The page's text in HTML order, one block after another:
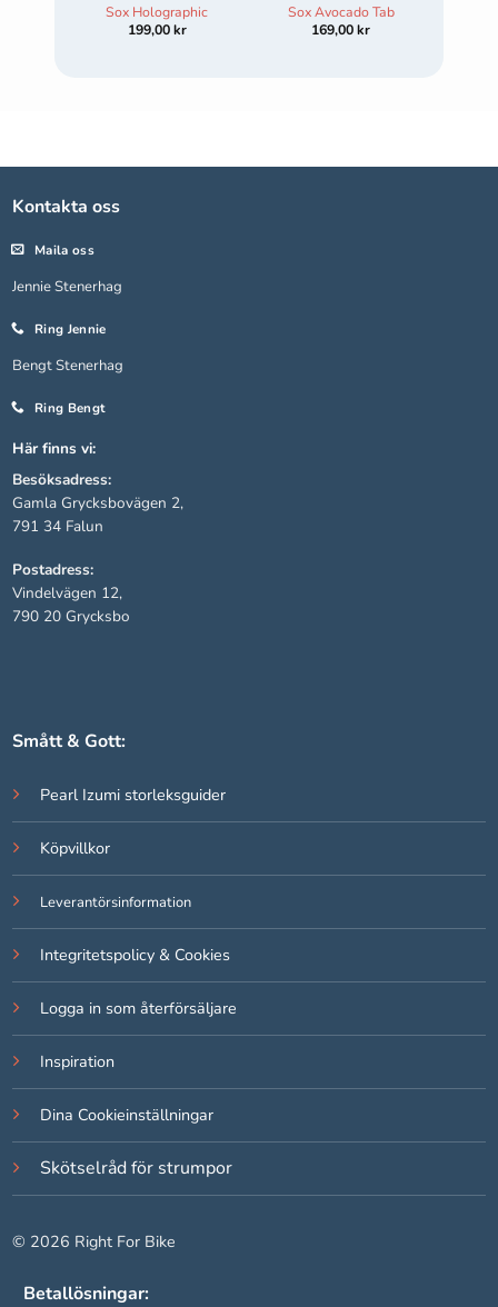
Sox Holographic
199,00kr
Sox Avocado Tab
169,00kr
Kontakta oss
Maila oss
Jennie Stenerhag
Ring Jennie
Bengt Stenerhag
Ring Bengt
Här finns vi:
Besöksadress:
Gamla Grycksbovägen 2,
791 34 Falun
Postadress:
Vindelvägen 12,
790 20 Grycksbo
Smått & Gott:
Pearl Izumi storleksguider
Köpvillkor
Leverantörsinformation
Integritetspolicy & Cookies
Logga in som återförsäljare
Inspiration
Dina Cookieinställningar
Skötselråd för strumpor
© 2026 Right For Bike
Betallösningar: